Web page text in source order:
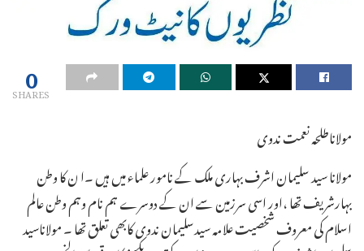
0
SHARES
مولاناطلحہ نعمت ندوی
مولانا سید سلیمان اشرف بہاری ملک کے نامور علماء میں ہیں ۔ا ن کا وطن
بہارشریف تھا ،اور اسی سرزمین سے ان کے دوسرے ہم نام وہم وطن عالم
اسلام کی معروف شخصیت علامہ سیدسلیمان ندوی کابھی تعلق تھا ۔ مولاناسید